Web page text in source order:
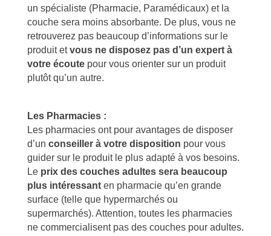
un spécialiste (Pharmacie, Paramédicaux) et la
couche sera moins absorbante. De plus, vous ne
retrouverez pas beaucoup d’informations sur le
produit etvous ne disposez pas d’un expert à
votre écoute pour vous orienter sur un produit
plutôt qu’un autre.
Les Pharmacies :
Les pharmacies ont pour avantages de disposer
d’un conseiller à votre disposition pour vous
guider sur le produit le plus adapté à vos besoins.
Le prix des couches adultes sera beaucoup
plus intéressant en pharmacie qu’en grande
surface (telle que hypermarchés ou
supermarchés). Attention, toutes les pharmacies
ne commercialisent pas des couches pour adultes.